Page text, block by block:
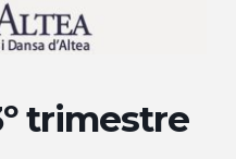
trimestre